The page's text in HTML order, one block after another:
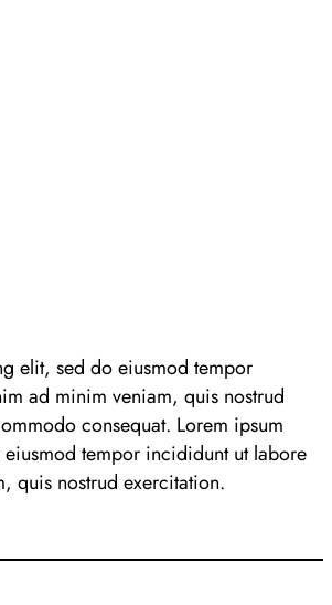
elit, sed do eiusmod tempor
ad minim veniam, quis nostrud
consequat. Lorem ipsum
tempor incididunt ut labore
quis nostrud exercitation.